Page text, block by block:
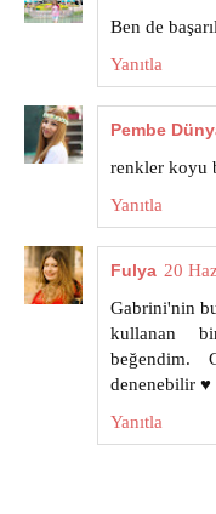
Ben de
Yanıtla
Pembe
renkler koyu
Yanıtla
Fulya 20
Gabrini'nin
kullanan
beğendim.
denenebilir ♥
Yanıtla